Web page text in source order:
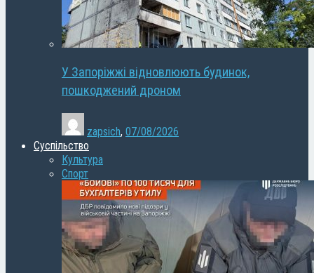
У Запоріжжі відновлюють будинок,
пошкоджений дроном
zapsich, 07/08/2026
Суспільство
Культура
Спорт